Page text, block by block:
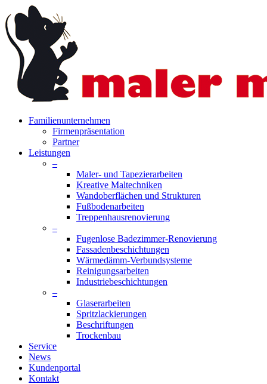
to
main
content
search
Menu
Familienunternehmen
Firmenpräsentation
Partner
Leistungen
–
Maler- und Tapezierarbeiten
Kreative Maltechniken
Wandoberflächen und Strukturen
Fußbodenarbeiten
Treppenhausrenovierung
–
Fugenlose Badezimmer-Renovierung
Fassadenbeschichtungen
Wärmedämm-Verbundsysteme
Reinigungsarbeiten
Industriebeschichtungen
–
Glaserarbeiten
Spritzlackierungen
Beschriftungen
Trockenbau
Service
News
Kundenportal
Kontakt